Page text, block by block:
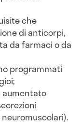
che
di anticorpi,
da farmaci o da
programmati
aumentato